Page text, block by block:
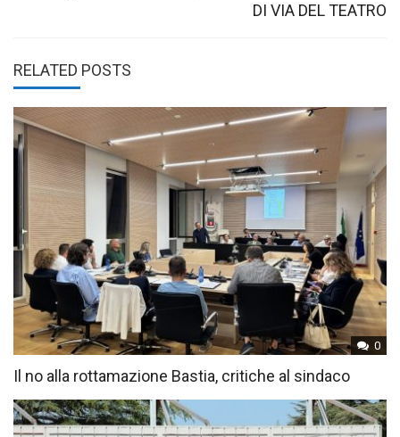
DI VIA DEL TEATRO
RELATED POSTS
0
Il no alla rottamazione Bastia, critiche al sindaco